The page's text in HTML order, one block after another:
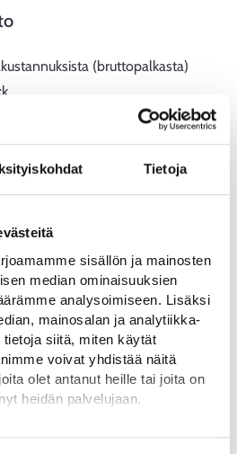
Tietoja
sisällön ja mainosten
median ominaisuuksien
analysoimiseen. Lisäksi
mainosalan ja analytiikka-
siitä, miten käytät
voivat yhdistää näitä
olet antanut heille tai joita on
heidän palvelujaan.
käyttötarkoituksista
(bruttopalkasta)
toistaiseksi voimassaolevaan tai
vähintään kolmeksi (3)
kuudeksi (6) kuukaudeksi
aikainen tai kokoaikainen.
18–29-vuotiaan
joka on työtön työllistymistä
.